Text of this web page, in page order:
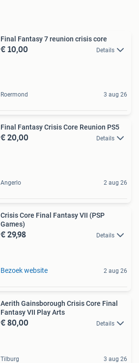
Final Fantasy 7 reunion crisis core
€ 10,00 Details
Roermond 3 aug 26
Final Fantasy Crisis Core Reunion PS5
€ 20,00 Details
Angerlo 2 aug 26
Crisis Core Final Fantasy VII (PSP
Games)
€ 29,98 Details
Bezoek website 2 aug 26
Aerith Gainsborough Crisis Core Final
Fantasy VII Play Arts
€ 80,00 Details
Tilburg 3 aug 26